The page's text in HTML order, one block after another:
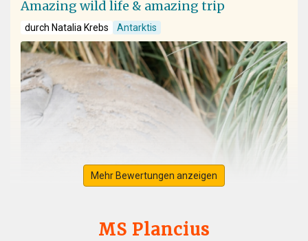
Amazing wild life & amazing trip
durch Natalia Krebs Antarktis
Mehr Bewertungen anzeigen
MS Plancius